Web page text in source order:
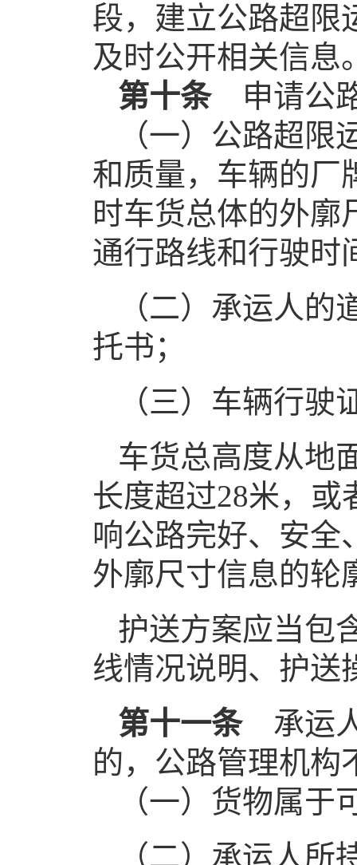
段，建立公路超限
及时公开相关信息
第十条 申请公
（一）公路超
和质量，车辆的厂
时车货总体的外廓
通行路线和行驶时
（二）承运人
托书；
（三）车辆行
车货总高度从地
长度超过28米，或
响公路完好、安全
外廓尺寸信息的轮
护送方案应当包
线情况说明、护送
第十一条 承运
的，公路管理机构
（一）货物属于
（二）承运人